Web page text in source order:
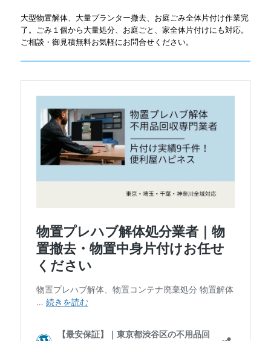
大型物置解体、大量プランター撤去、お庭ごみ全体片付け作業完
了。ごみ１個から大量処分、お庭ごと、家全体片付けにも対応。
ご相談・御見積無料お気軽にお問合せください。